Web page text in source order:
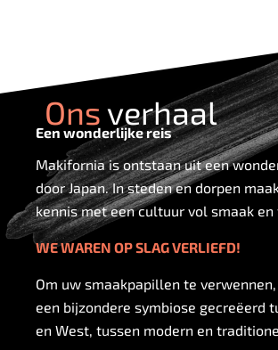
Onsverhaal
Een wonderlijke reis
Makifornia is ontstaan uit een
door Japan. In steden en dorpen
kennis met een cultuur vol smaak
WE WAREN OP SLAG VERLIEFD!
Om uw smaakpapillen te
een bijzondere symbiose gecreëerd
en West, tussen modern en